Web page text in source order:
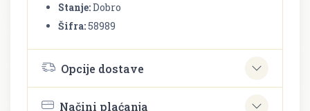
Stanje:Dobro
Šifra:58989
Opcije dostave
Načini plaćanja